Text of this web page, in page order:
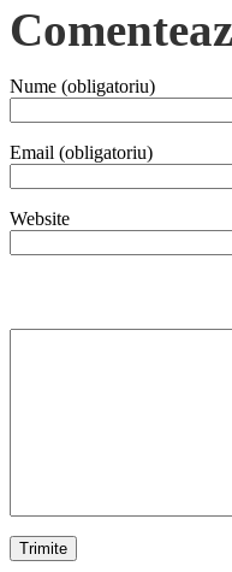
Nume (obligatoriu)
Email (obligatoriu)
Website